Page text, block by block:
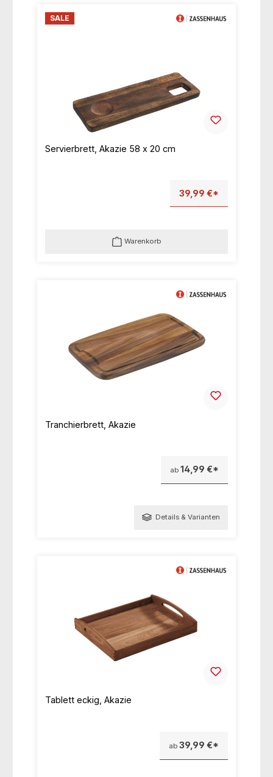
SALE
Servierbrett, Akazie 58 x 20 cm
39,99 €*
Warenkorb
Tranchierbrett, Akazie
ab 14,99 €*
Details & Varianten
Tablett eckig, Akazie
ab 39,99 €*